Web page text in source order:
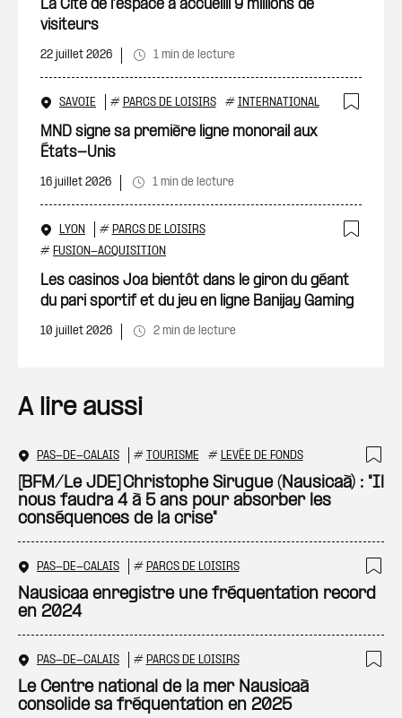
La Cité de l’espace a accueilli 9 millions de
visiteurs
22 juillet 2026 1 min de lecture
SAVOIE # PARCS DE LOISIRS # INTERNATIONAL
MND signe sa première ligne monorail aux
États-Unis
16 juillet 2026 1 min de lecture
LYON # PARCS DE LOISIRS
# FUSION-ACQUISITION
Les casinos Joa bientôt dans le giron du géant
du pari sportif et du jeu en ligne Banijay Gaming
10 juillet 2026 2 min de lecture
A lire aussi
PAS-DE-CALAIS # TOURISME # LEVÉE DE FONDS
[BFM/Le JDE] Christophe Sirugue (Nausicaà) : "Il
nous faudra 4 à 5 ans pour absorber les
conséquences de la crise"
PAS-DE-CALAIS # PARCS DE LOISIRS
Nausicaa enregistre une fréquentation record
en 2024
PAS-DE-CALAIS # PARCS DE LOISIRS
Le Centre national de la mer Nausicaà
consolide sa fréquentation en 2025